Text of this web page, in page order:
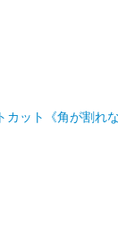
カット《角が割れ